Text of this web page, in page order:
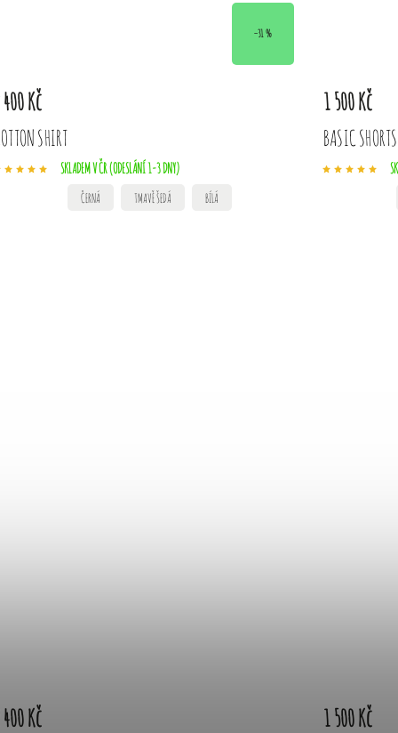
–31 %
SHIRT
SKLADEM V ČR (ODESLÁNÍ 1-3 DNY)
Kč
ČERNÁ TMAVĚ ŠEDÁ BÍLÁ
BASIC SHORTS
1 500 Kč
Kč 1 500 Kč